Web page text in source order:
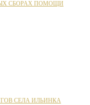
СБОРАХ ПОМОЩИ
СЕЛА ИЛЬИНКА